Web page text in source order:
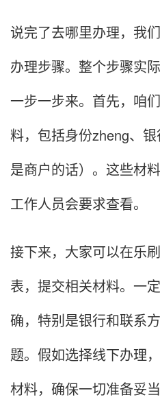
说完了去哪里办理，我
办理步骤。整个步骤实
一步一步来。首先，咱
料，包括身份zheng、
是商户的话）。这些材
工作人员会要求查看。
接下来，大家可以在乐
表，提交相关材料。一
确，特别是银行和联系
题。假如选择线下办理
材料，确保一切准备妥当